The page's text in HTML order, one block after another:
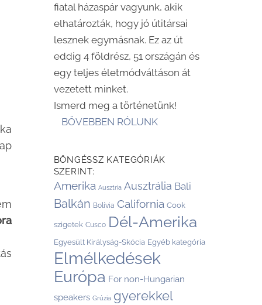
fiatal házaspár vagyunk, akik
elhatározták, hogy jó útitársai
lesznek egymásnak. Ez az út
eddig 4 földrész, 51 országán és
egy teljes életmódváltáson át
vezetett minket.
Ismerd meg a történetünk!
BŐVEBBEN RÓLUNK
BÖNGÉSSZ KATEGÓRIÁK
SZERINT:
Amerika Ausztria Ausztrália Bali
Balkán Bolívia California Cook
szigetek Cusco Dél-Amerika
Egyesült Királyság-Skócia Egyéb kategória
Elmélkedések
Európa For non-Hungarian
speakers Grúzia gyerekkel